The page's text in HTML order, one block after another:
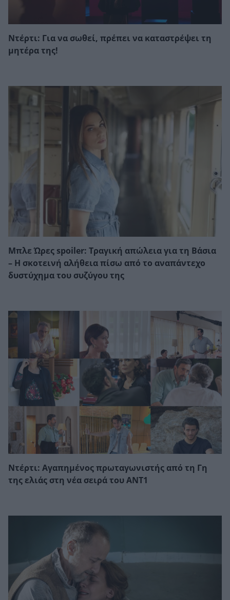
Ντέρτι: Για να σωθεί, πρέπει να καταστρέψει τη
μητέρα της!
Μπλε Ώρες spoiler: Τραγική απώλεια για τη Βάσια
– Η σκοτεινή αλήθεια πίσω από το αναπάντεχο
δυστύχημα του συζύγου της
Ντέρτι: Αγαπημένος πρωταγωνιστής από τη Γη
της ελιάς στη νέα σειρά του ΑΝΤ1